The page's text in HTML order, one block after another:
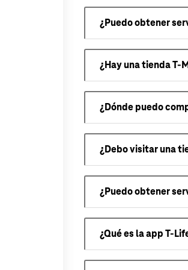
¿Puedo obtener
¿Hay una tienda T-
¿Dónde puedo
¿Debo visitar una
¿Puedo obtener
¿Qué es la app T-